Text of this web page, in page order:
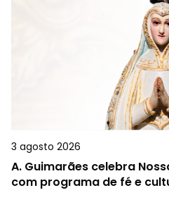
3 agosto 2026
A. Guimarães celebra
com programa de fé e